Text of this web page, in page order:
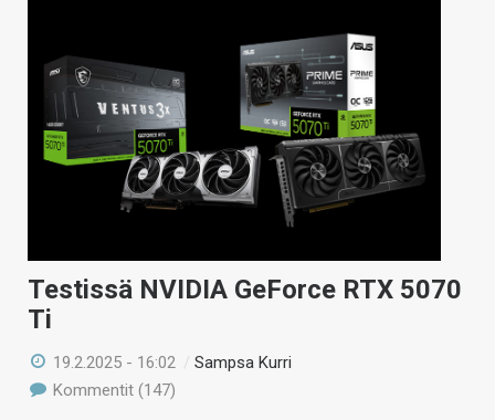
Testissä NVIDIA GeForce RTX 5070
Ti
19.2.2025 - 16:02 /Sampsa Kurri
Kommentit (147)